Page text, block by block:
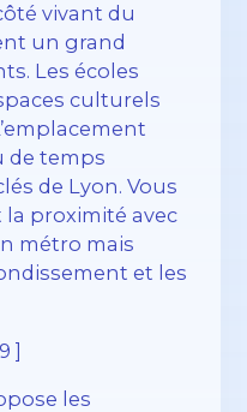
vivant du
un grand
Les écoles
culturels
de temps
de Lyon. Vous
proximité avec
métro mais
et les
]
les